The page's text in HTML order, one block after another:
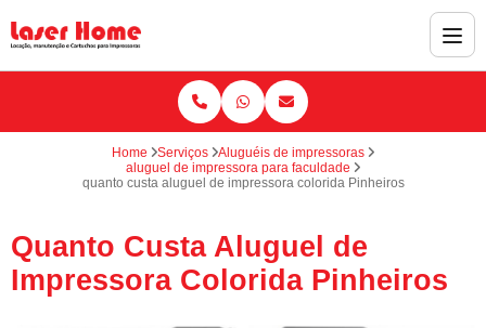
Home Serviços
Aluguéis de impressoras
aluguel de impressora para faculdade
quanto custa aluguel de impressora colorida Pinheiros
Quanto Custa Aluguel de
Impressora Colorida Pinheiros